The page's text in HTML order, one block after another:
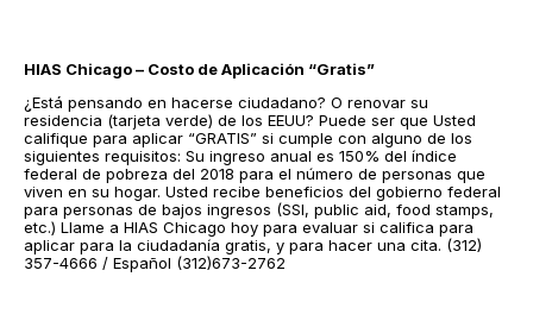
HIAS Chicago – Costo de Aplicación “Gratis”
¿Está pensando en hacerse ciudadano? O renovar su
residencia (tarjeta verde) de los EEUU? Puede ser que Usted
califique para aplicar “GRATIS” si cumple con alguno de los
siguientes requisitos: Su ingreso anual es 150% del índice
federal de pobreza del 2018 para el número de personas que
viven en su hogar. Usted recibe beneficios del gobierno federal
para personas de bajos ingresos (SSI, public aid, food stamps,
etc.) Llame a HIAS Chicago hoy para evaluar si califica para
aplicar para la ciudadanía gratis, y para hacer una cita. (312)
357-4666 / Español (312)673-2762